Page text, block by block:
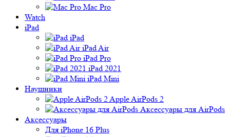
Mac Pro
Watch
iPad
iPad
iPad Air
iPad Pro
iPad 2021
iPad Mini
Наушники
Apple AirPods 2
Аксессуары для AirPods
Аксессуары
Для iPhone 16 Plus